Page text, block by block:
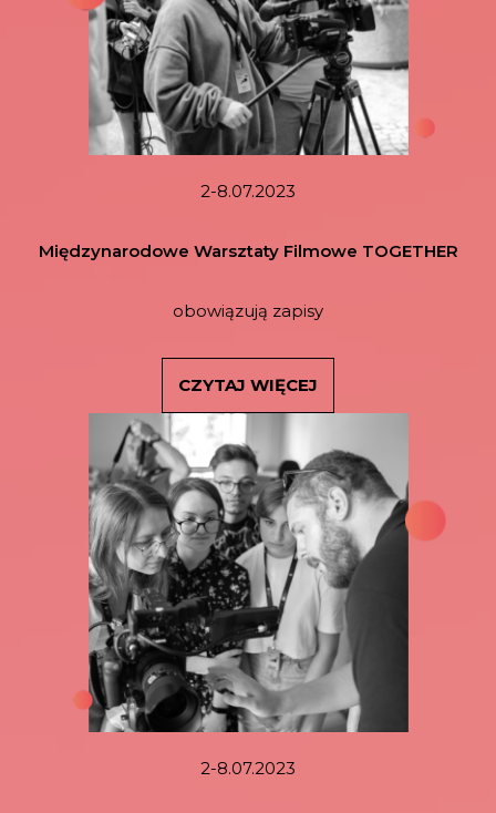
2-8.07.2023
Międzynarodowe Warsztaty Filmowe TOGETHER
obowiązują zapisy
CZYTAJ WIĘCEJ
2-8.07.2023